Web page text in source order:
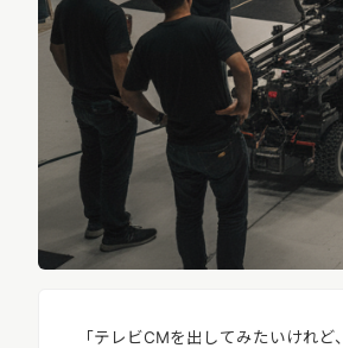
「テレビCMを出してみたいけれ